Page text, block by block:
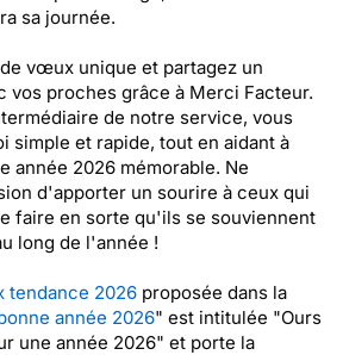
sa journée.
vœux unique et partagez un
vos proches grâce à Merci Facteur.
de notre service, vous
simple et rapide, tout en aidant à
année 2026 mémorable. Ne
d'apporter un sourire à ceux qui
faire en sorte qu'ils se souviennent
long de l'année !
tendance 2026 proposée dans la
année 2026" est intitulée "Ours
une année 2026" et porte la